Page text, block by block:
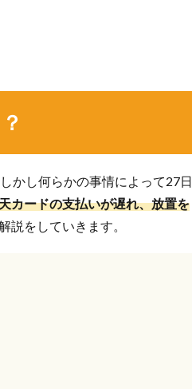
かし何らかの事情によって27日
カードの支払いが遅れ、放置を
説をしていきます。